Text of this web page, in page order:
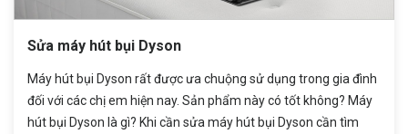
Sửa máy hút bụi Dyson
Máy hút bụi Dyson rất được ưa chuộng sử dụng trong gia đình
đối với các chị em hiện nay. Sản phẩm này có tốt không? Máy
hút bụi Dyson là gì? Khi cần sửa máy hút bụi Dyson cần tìm